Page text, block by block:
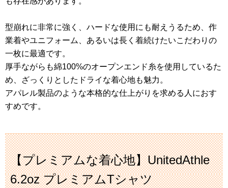
型崩れに非常に強く、ハードな使用にも耐えうるため、作
業着やユニフォーム、あるいは長く着続けたいこだわりの
一枚に最適です。
厚手ながらも綿100%のオープンエンド糸を使用しているた
め、ざっくりとしたドライな着心地も魅力。
アパレル製品のような本格的な仕上がりを求める人におす
すめです。
【プレミアムな着心地】UnitedAthle
6.2oz プレミアムTシャツ